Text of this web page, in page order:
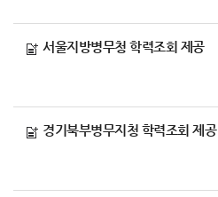
서울지방병무청 학력조회 제공
경기북부병무지청 학력조회 제공